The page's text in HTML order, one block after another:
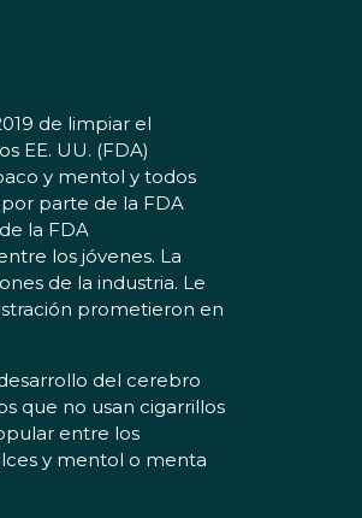
de limpiar el
EE. UU. (FDA)
y mentol y todos
parte de la FDA
la FDA
los jóvenes. La
de la industria. Le
prometieron en
del cerebro
que no usan cigarrillos
entre los
y mentol o menta